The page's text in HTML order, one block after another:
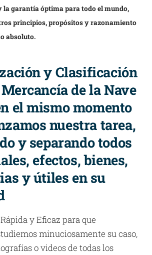
la garantía óptima para todo el mundo,
principios, propósitos y razonamiento
absoluto.
y Clasificación
de la Nave
el mismo momento
nuestra tarea,
y separando todos
efectos, bienes,
y útiles en su
y Eficaz para que
minuciosamente su caso,
o videos de todas los